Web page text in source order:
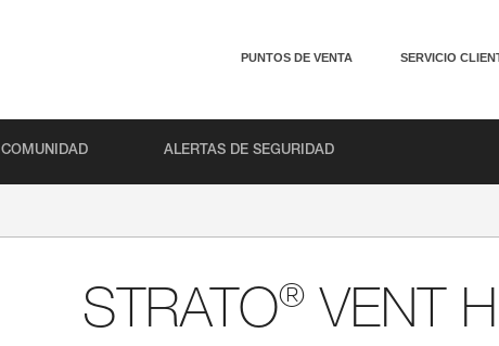
PUNTOS DE VENTA SERVICIO
COMUNIDAD ALERTAS DE SEGURIDAD
STRATO® VENT